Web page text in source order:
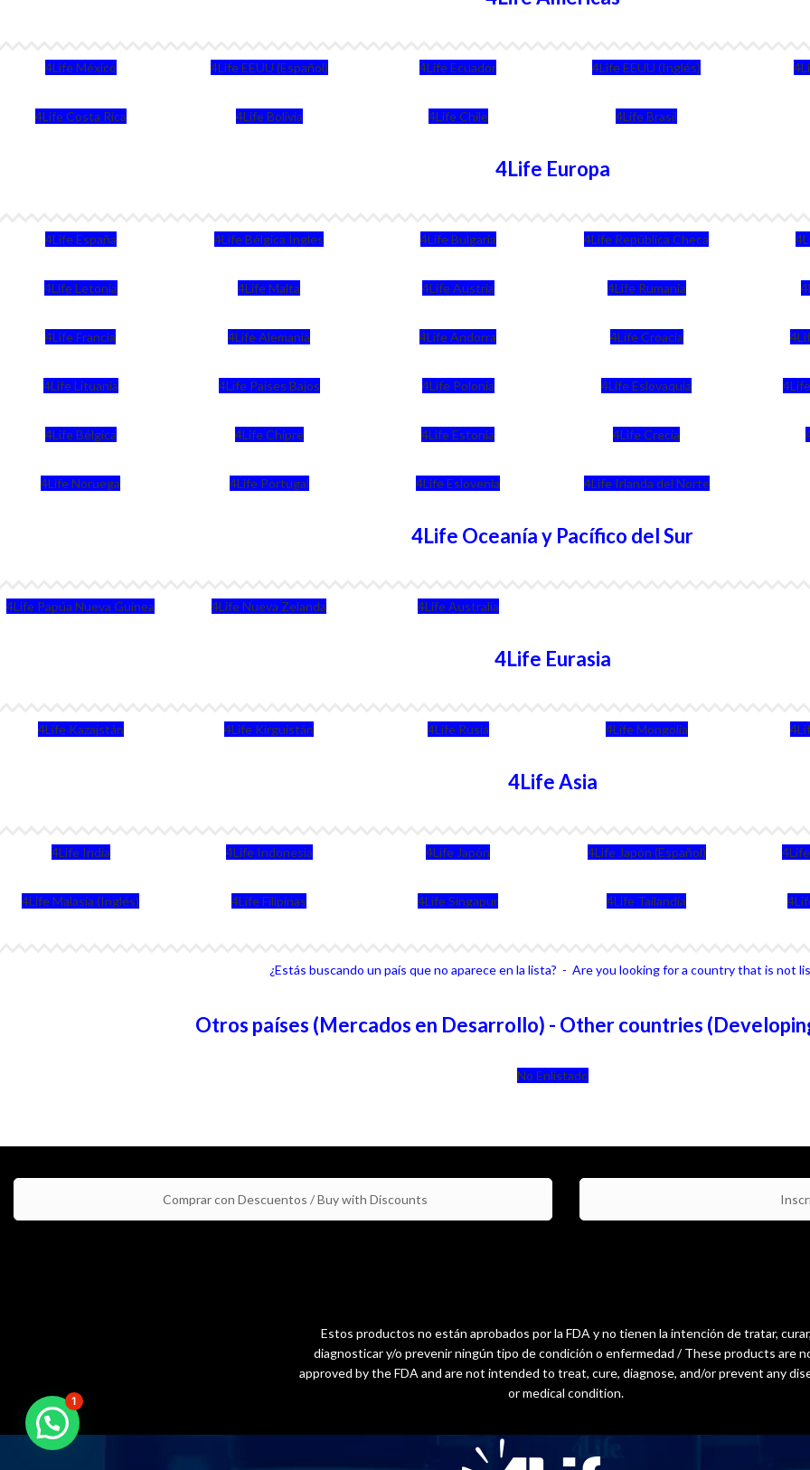
4Life México 4Life EEUU (Español) 4Life Ecuador 4Life EEUU (Inglés)
4Life Costa Rica 4Life Bolivia 4Life Chile 4Life Brasil
4Life Europa
4Life España 4Life Bélgica Ingles 4Life Bulgaria 4Life República Checa
4Life Letonia 4Life Malta 4Life Austria 4Life Rumania
4Life Francia 4Life Alemania 4Life Andorra 4Life Croacia
4Life Lituania 4Life Paises Bajos 4Life Polonia 4Life Eslovaquia
4Life Bélgica 4Life Chipre 4Life Estonia 4Life Crecia
4Life Noruega 4Life Portugal 4Life Eslovenia 4Life Irlanda del Norte
4Life Oceanía y Pacífico del Sur
4Life Papúa Nueva Guinea 4Life Nueva Zelanda 4Life Australia
4Life Eurasia
4Life Kazajstán 4Life Kirguistán 4Life Rusia 4Life Mongolia
4Life Asia
4Life India 4Life Indonesia 4Life Japón 4Life Japón (Español)
4Life Malasia (Inglés) 4Life Filipinas 4Life Singapur 4Life Tailandia
¿Estás buscando un país que no aparece en la lista? - Are you looking for a country that is not
Otros países (Mercados en Desarrollo) - Other countries
No Enlistado
Comprar con Descuentos / Buy with Discounts
Estos productos no están aprobados por la FDA y no tienen la intención de tratar, curar,
diagnosticar y/o prevenir ningún tipo de condición o enfermedad / These products are
approved by the FDA and are not intended to treat, cure, diagnose, and/or prevent any
or medical condition.
1